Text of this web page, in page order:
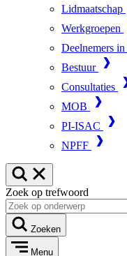
Lidmaatschap
Werkgroepen
Deelnemers
Bestuur
Consultaties
MOB
PI-ISAC
NPFF
Zoek op trefwoord
Zoeken
Menu